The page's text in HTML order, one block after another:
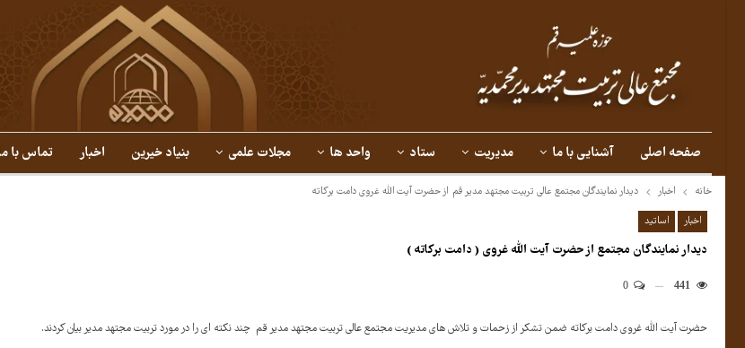
صفحه اصلی آشنایی با ما مدیریت ستاد واحد ها مجلات علمی بنیاد خیرین اخبار تماس با
خانه اخبار دیدار نمایندگان مجتمع عالی تربیت مجتهد مدیر قم از حضرت آیت الله غروی دامت برکاته
اخبار اساتید
دیدار نمایندگان مجتمع از حضرت آیت الله غروی ( دامت برکاته )
441
حضرت آیت الله غروی دامت برکاته ضمن تشکر از زحمات و تلاش های مدیریت مجتمع عالی تربیت مجتهد مدیر قم چند نکته ای را در مورد تربیت مجتهد مدیر بیان کردند.